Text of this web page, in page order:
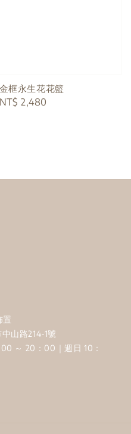
金框永生花花籃
Regular
NT$ 2,480
置
山路214-1號
～ 20：00｜週日 10：